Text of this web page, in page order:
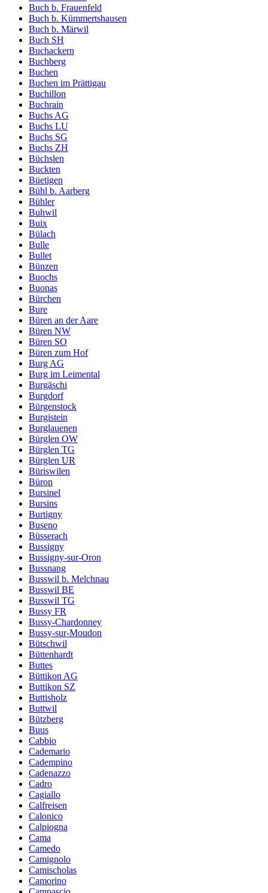
Buch b. Frauenfeld
Buch b. Kümmertshausen
Buch b. Märwil
Buch SH
Buchackern
Buchberg
Buchen
Buchen im Prättigau
Buchillon
Buchrain
Buchs AG
Buchs LU
Buchs SG
Buchs ZH
Büchslen
Buckten
Büetigen
Bühl b. Aarberg
Bühler
Buhwil
Buix
Bülach
Bulle
Bullet
Bünzen
Buochs
Buonas
Bürchen
Bure
Büren an der Aare
Büren NW
Büren SO
Büren zum Hof
Burg AG
Burg im Leimental
Burgäschi
Burgdorf
Bürgenstock
Burgistein
Burglauenen
Bürglen OW
Bürglen TG
Bürglen UR
Büriswilen
Büron
Bursinel
Bursins
Burtigny
Buseno
Büsserach
Bussigny
Bussigny-sur-Oron
Bussnang
Busswil b. Melchnau
Busswil BE
Busswil TG
Bussy FR
Bussy-Chardonney
Bussy-sur-Moudon
Bütschwil
Büttenhardt
Buttes
Büttikon AG
Buttikon SZ
Buttisholz
Buttwil
Bützberg
Buus
Cabbio
Cademario
Cadempino
Cadenazzo
Cadro
Cagiallo
Calfreisen
Calonico
Calpiogna
Cama
Camedo
Camignolo
Camischolas
Camorino